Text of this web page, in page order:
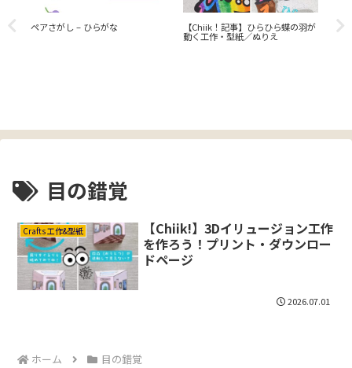
ペアさがし – ひらがな 【Chiik！記事】ひらひら蝶の羽が
動く工作・型紙／ぬりえ
目の錯覚
Crafts 工作&型紙
【Chiik!】3Dイリュージョン工作
を作ろう！プリント・ダウンロー
ドページ
2026.07.01
ホーム 目の錯覚